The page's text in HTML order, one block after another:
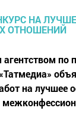
агентством по
на лучшее